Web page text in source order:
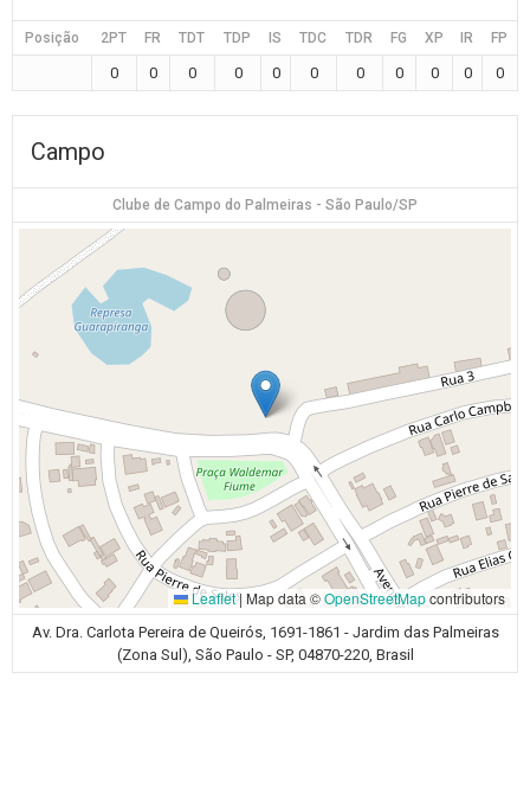
Posição 2PT FR TDT TDP IS TDC TDR FG XP IR FP
0 0 0 0 0 0 0 0 0 0 0
Campo
Clube de Campo do Palmeiras - São Paulo/SP
Leaflet| Map data ©OpenStreetMapcontributors
Av. Dra. Carlota Pereira de Queirós, 1691-1861 - Jardim das Palmeiras
(Zona Sul), São Paulo - SP, 04870-220, Brasil